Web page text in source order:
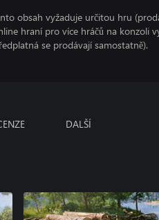
obsah vyžaduje určitou hru
hraní pro více hráčů na konzoli
se prodávají samostatně).
DALŠÍ